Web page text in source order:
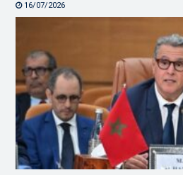
16/07/2026